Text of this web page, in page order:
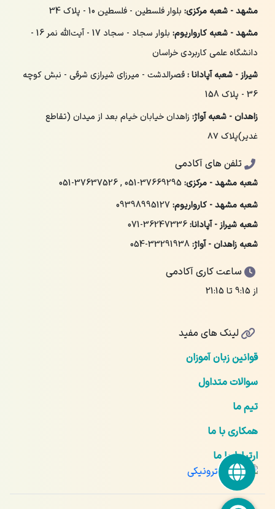
مشهد - شعبه مرکزی: بلوار فلسطین - فلسطین 10 - پلاک 34
مشهد - شعبه کارواریوم:
بلوار سجاد - سجاد 17 - آیت‌الله نمر 16 -
دانشگاه علمی کاربردی خراسان
شیراز - شعبه آپادانا :قصرالدشت - میرزای شیرازی شرقی - نبش کوچه
36 - پلاک 158
زاهدان - شعبه آواژ: زاهدان خیابان خیام بعد از میدان (تقاطع
غدیر)پلاک ۸۷
تلفن های آکادمی
شعبه مشهد - مرکزی: 051-37669295
,
051-37637526
شعبه مشهد - کارواریوم:09398995127
شعبه شیراز - آپادانا:071-36247336
شعبه زاهدان - آواژ:054-33291938
ساعت کاری آکادمی
از 9:15 تا 21:15
لینک های مفید
قوانین زبان آموزان
سوالات متداول
تیم ما
همکاری با ما
ارتباط با ما